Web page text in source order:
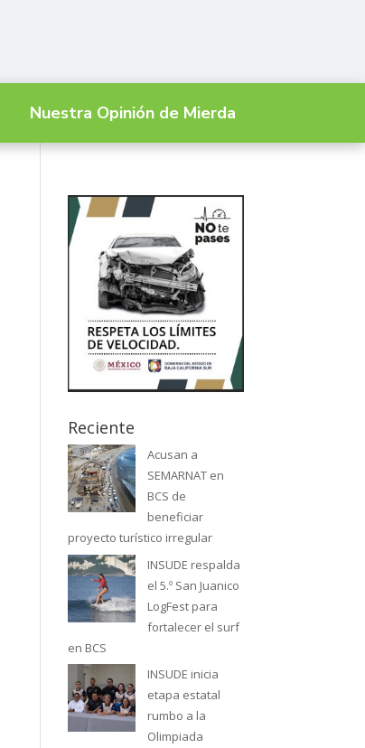
Nuestra Opinión de Mierda
Reciente
Acusan a
SEMARNAT en
BCS de
beneficiar
proyecto turístico irregular
INSUDE respalda
el 5.º San Juanico
LogFest para
fortalecer el surf
en BCS
INSUDE inicia
etapa estatal
rumbo a la
Olimpiada